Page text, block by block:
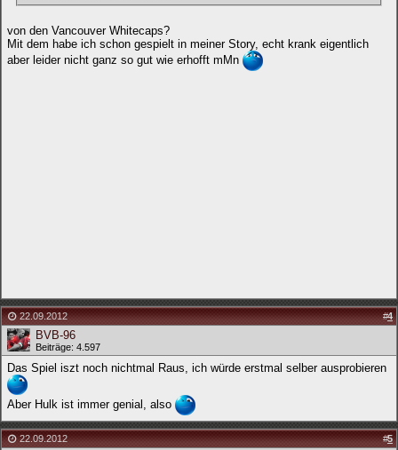
von den Vancouver Whitecaps?
Mit dem habe ich schon gespielt in meiner Story, echt krank eigentlich
aber leider nicht ganz so gut wie erhofft mMn
22.09.2012 #4
BVB-96
Beiträge: 4.597
Das Spiel iszt noch nichtmal Raus, ich würde erstmal selber ausprobieren
Aber Hulk ist immer genial, also
22.09.2012 #5